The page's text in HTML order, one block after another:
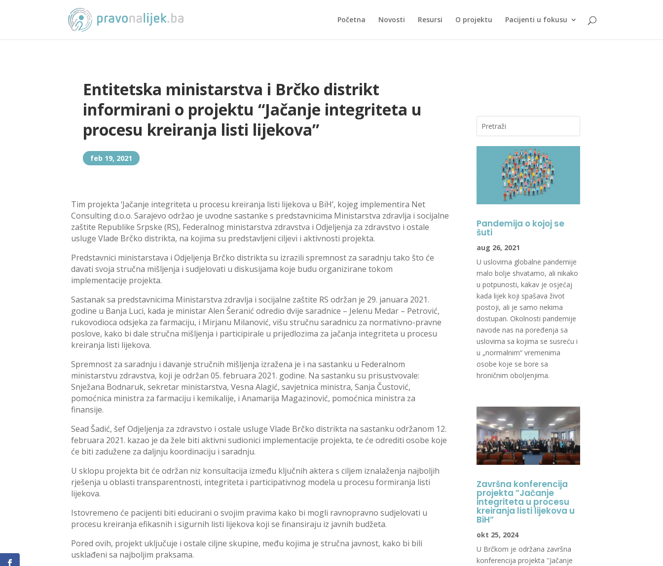
Početna Novosti Resursi O projektu Pacijenti u fokusu
Entitetska ministarstva i Brčko distrikt
informirani o projektu “Jačanje integriteta u
procesu kreiranja listi lijekova”
feb 19, 2021
Tim projekta ‘Jačanje integriteta u procesu kreiranja listi lijekova u BiH’, kojeg implementira Net
Consulting d.o.o. Sarajevo održao je uvodne sastanke s predstavnicima Ministarstva zdravlja i socijalne
zaštite Republike Srpske (RS), Federalnog ministarstva zdravstva i Odjeljenja za zdravstvo i ostale
usluge Vlade Brčko distrikta, na kojima su predstavljeni ciljevi i aktivnosti projekta.
Predstavnici ministarstava i Odjeljenja Brčko distrikta su izrazili spremnost za saradnju tako što će
davati svoja stručna mišljenja i sudjelovati u diskusijama koje budu organizirane tokom
implementacije projekta.
Sastanak sa predstavnicima Ministarstva zdravlja i socijalne zaštite RS održan je 29. januara 2021.
godine u Banja Luci, kada je ministar Alen Šeranić odredio dvije saradnice – Jelenu Medar – Petrović,
rukovodioca odsjeka za farmaciju, i Mirjanu Milanović, višu stručnu saradnicu za normativno-pravne
poslove, kako bi dale stručna mišljenja i participirale u prijedlozima za jačanja integriteta u procesu
kreiranja listi lijekova.
Spremnost za saradnju i davanje stručnih mišljenja izražena je i na sastanku u Federalnom
ministarstvu zdravstva, koji je održan 05. februara 2021. godine. Na sastanku su prisustvovale:
Snježana Bodnaruk, sekretar ministarstva, Vesna Alagić, savjetnica ministra, Sanja Čustović,
pomoćnica ministra za farmaciju i kemikalije, i Anamarija Magazinović, pomoćnica ministra za
finansije.
Sead Šadić, šef Odjeljenja za zdravstvo i ostale usluge Vlade Brčko distrikta na sastanku održanom 12.
februara 2021. kazao je da žele biti aktivni sudionici implementacije projekta, te će odrediti osobe koje
će biti zadužene za daljnju koordinaciju i saradnju.
U sklopu projekta bit će održan niz konsultacija između ključnih aktera s ciljem iznalaženja najboljih
rješenja u oblasti transparentnosti, integriteta i participativnog modela u procesu formiranja listi
lijekova.
Istovremeno će pacijenti biti educirani o svojim pravima kako bi mogli ravnopravno sudjelovati u
procesu kreiranja efikasnih i sigurnih listi lijekova koji se finansiraju iz javnih budžeta.
Pored ovih, projekt uključuje i ostale ciljne skupine, među kojima je stručna javnost, kako bi bili
usklađeni sa najboljim praksama.
Pandemija o kojoj se
šuti
aug 26, 2021
U uslovima globalne pandemije
malo bolje shvatamo, ali nikako
u potpunosti, kakav je osjećaj
kada lijek koji spašava život
postoji, ali je samo nekima
dostupan. Okolnosti pandemije
navode nas na poređenja sa
uslovima sa kojima se susreću i
u „normalnim“ vremenima
osobe koje se bore sa
hroničnim oboljenjima.
Završna konferencija
projekta ”Jačanje
integriteta u procesu
kreiranja listi lijekova u
BiH”
okt 25, 2024
U Brčkom je održana završna
konferencija projekta ''Jačanje